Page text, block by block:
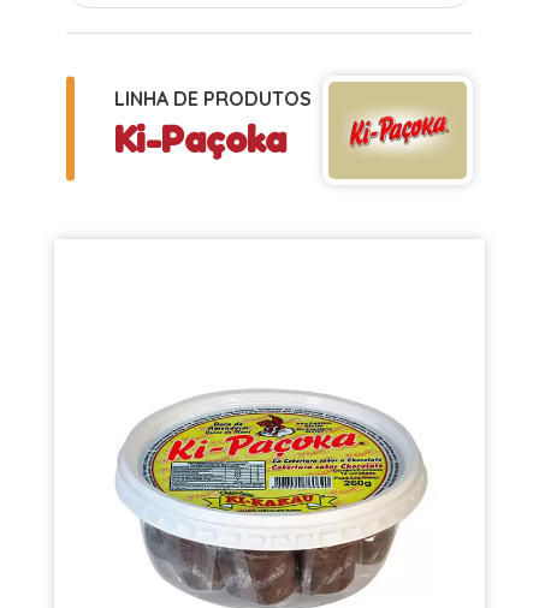
LINHA DE PRODUTOS
Ki-Paçoka